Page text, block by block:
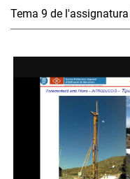
Tema 9 de